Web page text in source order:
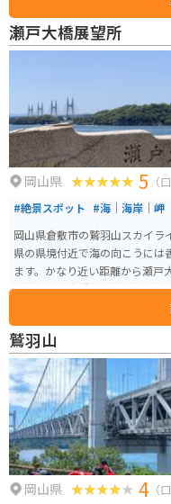
空間と一体化しながら、自分自
れない時間を過ごせます。 美術館は瀬戸内海に浮かぶ離島に位置しており、
高松港や宇野港からフェリーや
必要があります。島内は坂が
サイクルや島内バスの利用が
リーでの移動となりますが、
沿いの道は景色が良く、ツーリングにも
店は数が限られており、季節
食を持参しておくと安心です。
日常から切り離された特別な時
瀬戸大橋展望所
岡山県 5 （
#絶景スポット #海｜海岸｜岬
岡山県倉敷市の鷲羽山スカイラ
県の県境付近で海の向こうには
ます。かなり近い距離から瀬戸
内海と瀬戸大橋を一緒に撮影できるスポット
クに見られる絶好のロケーシ
置されているため、休憩がてら
でしょうか。
鷲羽山
岡山県 4 （